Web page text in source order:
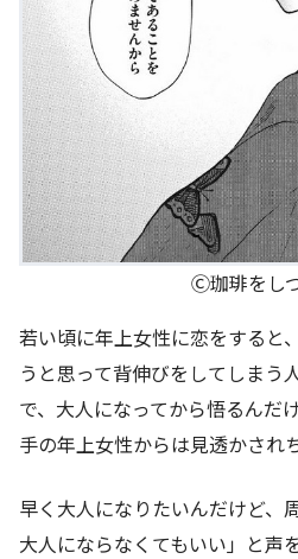
Ⓒ珈琲をし
若い頃に年上女性に恋をすると
うと思って背伸びをしてしまう
で、大人になってから悟るんだ
手の年上女性からは見透かされ
早く大人になりたいんだけど、
大人にならなくてもいい」と声